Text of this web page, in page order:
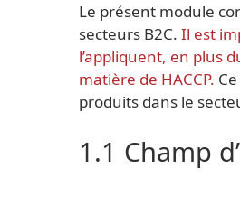
Le présent module
secteurs B2C. Il est
l’appliquent, en plus
matière de HACCP.
produits dans le
1.1 Champ